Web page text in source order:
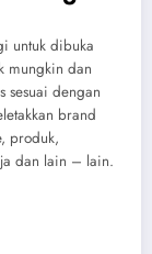
untuk dibuka
mungkin dan
sesuai dengan
brand
produk,
dan lain – lain.